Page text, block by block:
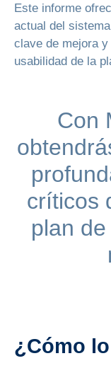
Este informe
actual del
clave de mejora
usabilidad de la
Con
críticos
plan
¿Cómo